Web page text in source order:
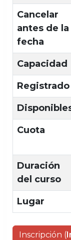
Cancelar
antes de la
fecha
Capacidad
Registrado
Cuota
Duración
del curso
Lugar
Inscripción (